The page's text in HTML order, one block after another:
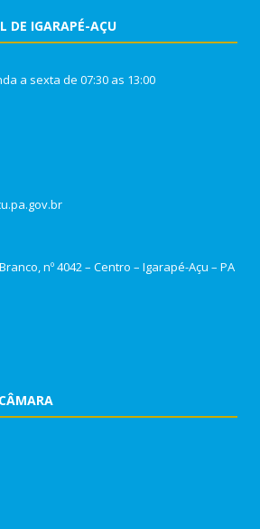
DE IGARAPÉ-AÇU
a sexta de 07:30 as 13:00
nº 4042 – Centro – Igarapé-Açu – PA